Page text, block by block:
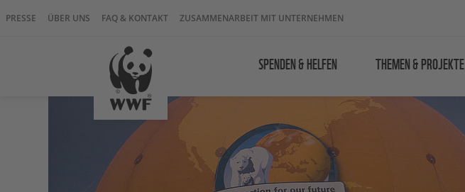
PRESSE ÜBER UNS FAQ & KONTAKT ZUSAMMENARBEIT MIT UNTERNEHMEN
SPENDEN & HELFEN THEMEN & PROJEKTE